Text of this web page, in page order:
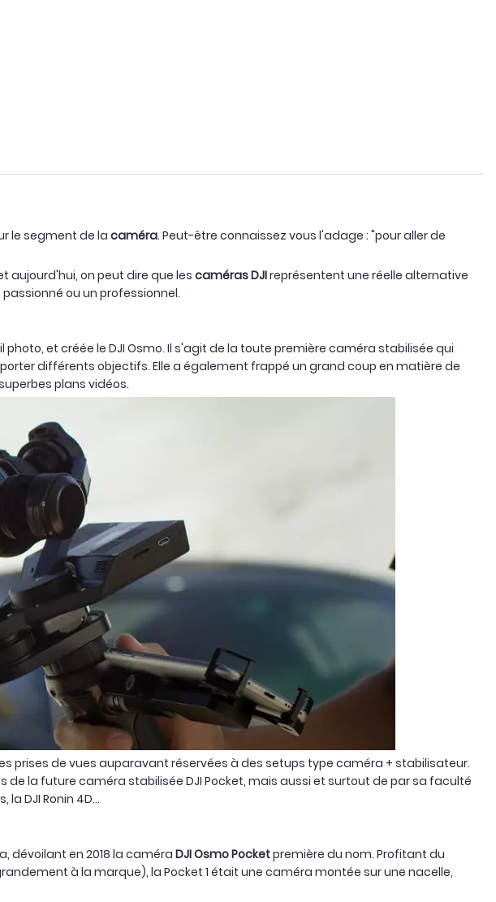
le segment de lacaméra. Peut-être connaissez vous l'adage : "pour aller de
aujourd'hui, on peut dire que les caméras DJIreprésentent une réelle alternative
ou un professionnel.
et créée le DJI Osmo. Il s'agit de la toute première caméra stabilisée qui
différents objectifs. Elle a également frappé un grand coup en matière de
plans vidéos.
prises de vues auparavant réservées à des setups type caméra + stabilisateur.
la future caméra stabilisée DJI Pocket, mais aussi et surtout de par sa faculté
DJI Ronin 4D...
dévoilant en 2018 la caméra DJI Osmo Pocketpremière du nom. Profitant du
à la marque), la Pocket 1 était une caméra montée sur une nacelle,